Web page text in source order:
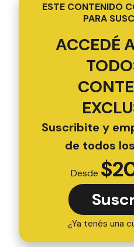
ESTE CONTENIDO
PARA
ACCEDÉ
Suscribite y
de todos
Desde $
¿Ya tenés una